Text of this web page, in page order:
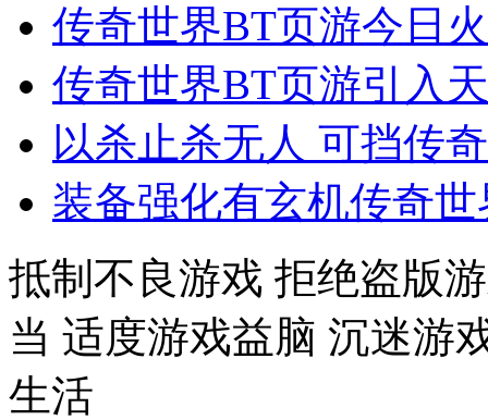
传奇世界BT页游今日
传奇世界BT页游引入
以杀止杀无人 可挡传
装备强化有玄机传奇
抵制不良游戏 拒绝盗版
当 适度游戏益脑 沉迷游
生活